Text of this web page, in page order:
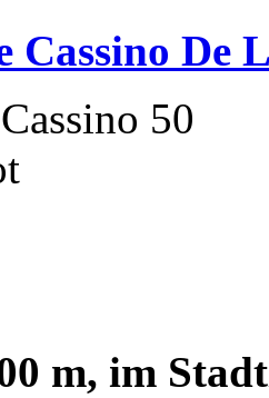
Cassino De
50
m, im